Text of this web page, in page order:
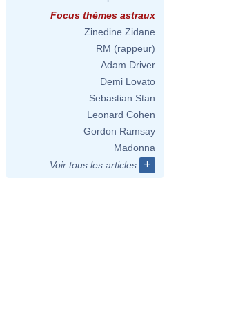
Focus thèmes astraux
Zinedine Zidane
RM (rappeur)
Adam Driver
Demi Lovato
Sebastian Stan
Leonard Cohen
Gordon Ramsay
Madonna
Voir tous les articles
+